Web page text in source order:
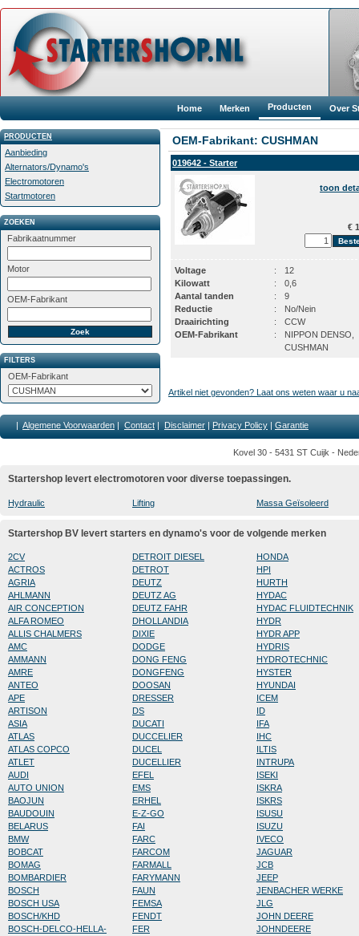
Home Merken Producten Over
PRODUCTEN
Aanbieding
Alternators/Dynamo's
Electromotoren
Startmotoren
ZOEKEN
Fabrikaatnummer
Motor
OEM-Fabrikant
FILTERS
OEM-Fabrikant
OEM-Fabrikant: CUSHMAN
019642 - Starter
toon
€
Voltage :
12
Kilowatt
:
0,6
Aantal tanden
:
9
Reductie
:
No/Nein
Draairichting
:
CCW
OEM-Fabrikant
:
NIPPON DENSO,
CUSHMAN
Artikel niet gevonden? Laat ons weten waar u
| Algemene Voorwaarden | Contact | Disclaimer | Privacy Policy | Garantie
Kovel 30 - 5431 ST Cuijk -
Startershop levert electromotoren voor diverse toepassingen.
Hydraulic Lifting Massa Geïsoleerd
Startershop BV levert starters en dynamo's voor de volgende merken
2CV
ACTROS
AGRIA
AHLMANN
AIR CONCEPTION
ALFA ROMEO
ALLIS CHALMERS
AMC
AMMANN
AMRE
ANTEO
APE
ARTISON
ASIA
ATLAS
ATLAS COPCO
ATLET
AUDI
AUTO UNION
BAOJUN
BAUDOUIN
BELARUS
BMW
BOBCAT
BOMAG
BOMBARDIER
BOSCH
BOSCH USA
BOSCH/KHD
BOSCH-DELCO-HELLA-
DETROIT DIESEL
DETROT
DEUTZ
DEUTZ AG
DEUTZ FAHR
DHOLLANDIA
DIXIE
DODGE
DONG FENG
DONGFENG
DOOSAN
DRESSER
DS
DUCATI
DUCCELIER
DUCEL
DUCELLIER
EFEL
EMS
ERHEL
E-Z-GO
FAI
FARC
FARCOM
FARMALL
FARYMANN
FAUN
FEMSA
FENDT
FER
HONDA
HPI
HURTH
HYDAC
HYDAC FLUIDTECHNIK
HYDR
HYDR APP
HYDRIS
HYDROTECHNIC
HYSTER
HYUNDAI
ICEM
ID
IFA
IHC
ILTIS
INTRUPA
ISEKI
ISKRA
ISKRS
ISUSU
ISUZU
IVECO
JAGUAR
JCB
JEEP
JENBACHER WERKE
JLG
JOHN DEERE
JOHNDEERE